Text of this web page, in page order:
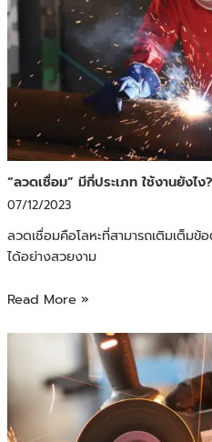
“ลวดเชื่อม” มีกี่ประเภท ใช้งานยังไง?
07/12/2023
ลวดเชื่อมคือโลหะที่สามารถเติมเต็ม
ได้อย่างสวยงาม
Read More »